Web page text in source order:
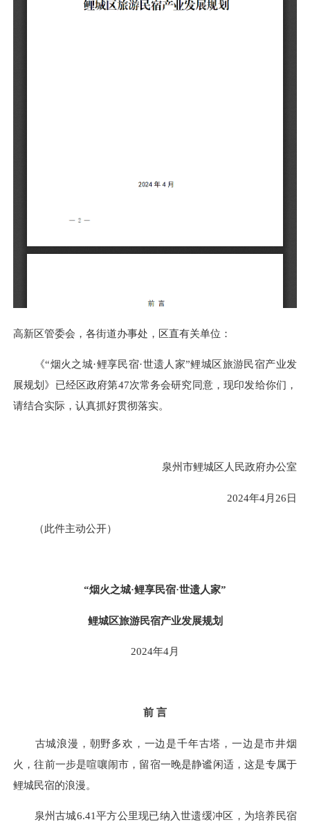
高新区管委会，各街道办事处，区直有关单位：
《“烟火之城·鲤享民宿·世遗人家”鲤城区旅游民宿产业发
展规划》已经区政府第47次常务会研究同意，现印发给你们，
请结合实际，认真抓好贯彻落实。
泉州市鲤城区人民政府办公室
2024年4月26日
（此件主动公开）
“烟火之城·鲤享民宿·世遗人家”
鲤城区旅游民宿产业发展规划
2024年4月
前 言
古城浪漫，朝野多欢，一边是千年古塔，一边是市井烟
火，往前一步是喧嚷闹市，留宿一晚是静谧闲适，这是专属于
鲤城民宿的浪漫。
泉州古城6.41平方公里现已纳入世遗缓冲区，为培养民宿